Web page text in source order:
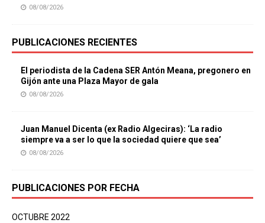
08/08/2026
PUBLICACIONES RECIENTES
El periodista de la Cadena SER Antón Meana, pregonero en
Gijón ante una Plaza Mayor de gala
08/08/2026
Juan Manuel Dicenta (ex Radio Algeciras): ‘La radio
siempre va a ser lo que la sociedad quiere que sea’
08/08/2026
PUBLICACIONES POR FECHA
OCTUBRE 2022